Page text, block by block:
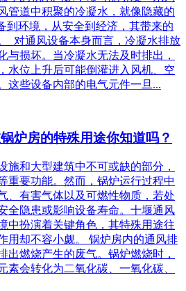
管道中积聚的冷凝水，就像隐藏的
到环境，从安全到经济，其带来的
对通风设备本身而言，冷凝水排放
与损坏。当冷凝水无法及时排出，
水位上升后可能倒灌进入风机、空
这些设备内部的电气元件一旦...
炉房的特殊用途你知道吗？
施和大型建筑中不可或缺的部分，
重要功能。然而，锅炉运行过程中
、有害气体以及可燃性物质，若处
全隐患或影响设备寿命。十堰通风
中扮演着关键角色，其特殊用途往
用却不容小觑。 锅炉房内的通风排
出燃烧产生的废气。锅炉燃烧时，
素会转化为二氧化碳、一氧化碳、